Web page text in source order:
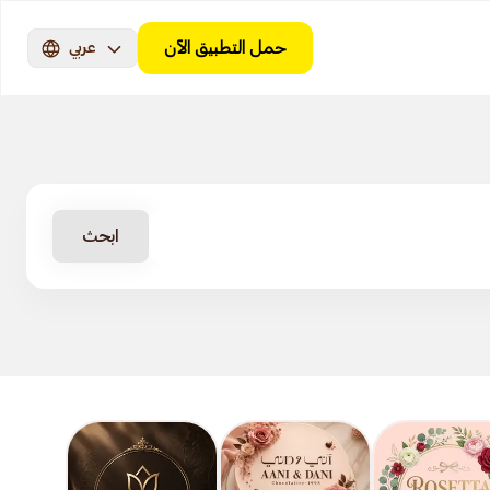
حمل التطبيق الآن عربي
ابحث